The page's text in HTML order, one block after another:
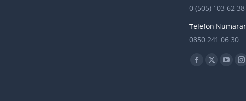
0 (505) 103 62 38
Telefon
0850 241 06 30
Find us on:
Facebook
X